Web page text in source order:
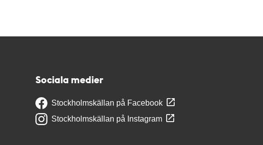
Sociala medier
Stockholmskällan på Facebook
Stockholmskällan på Instagram